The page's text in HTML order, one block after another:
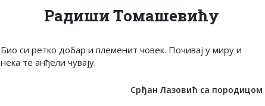
Радиши Томашевићу
Био си ретко добар и племенит човек. Почивај у миру и
нека те анђели чувају.
Срђан Лазовић са породицом